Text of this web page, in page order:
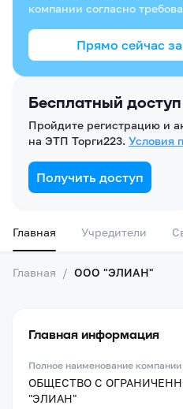
Бесплатный доступ
Пройдите регистрацию и
на ЭТП Торги223. Условия
Получить доступ
компании согласно
Прямо сейчас за
Главная Учредители
Главная / ООО "ЭЛИАН"
Главная информация
Полное наименование компании
ОБЩЕСТВО С
"ЭЛИАН"